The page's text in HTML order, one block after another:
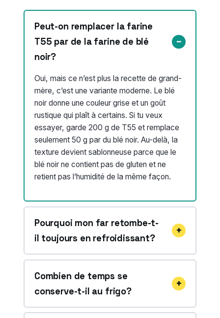
Peut-on remplacer la farine
T55 par de la farine de blé
noir?
Oui, mais ce n’est plus la recette de grand-
mère, c’est une variante moderne. Le blé
noir donne une couleur grise et un goût
rustique qui plaît à certains. Si tu veux
essayer, garde 200 g de T55 et remplace
seulement 50 g par du blé noir. Au-delà, la
texture devient sablonneuse parce que le
blé noir ne contient pas de gluten et ne
retient pas l’humidité de la même façon.
Pourquoi mon far retombe-t-
il toujours en refroidissant?
Combien de temps se
conserve-t-il au frigo?